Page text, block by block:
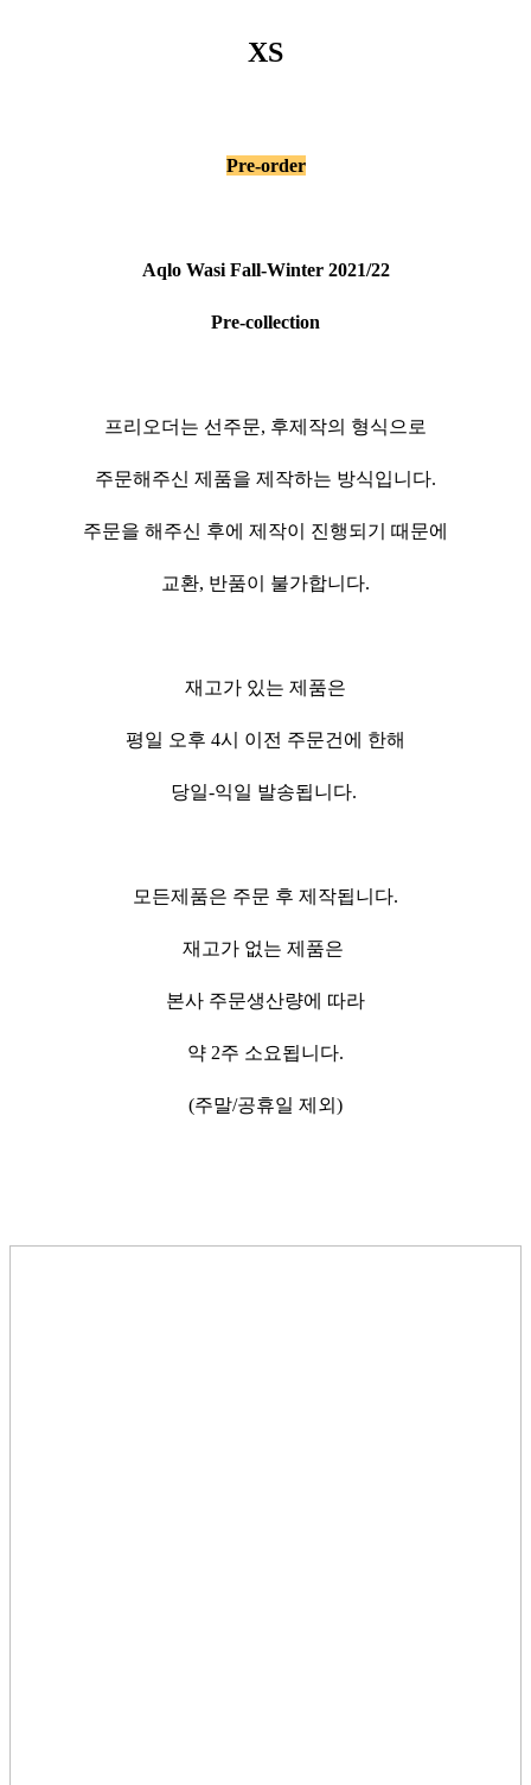
XS
Pre-order
Aqlo Wasi Fall-Winter 2021/22
Pre-collection
프리오더는 선주문, 후제작의 형식으로
주문해주신 제품을 제작하는 방식입니다.
주문을 해주신 후에 제작이 진행되기 때문에
교환, 반품이 불가합니다.
재고가 있는 제품은
평일 오후 4시 이전 주문건에 한해
당일-익일 발송됩니다.
모든제품은 주문 후 제작됩니다.
재고가 없는 제품은
본사 주문생산량에 따라
약 2주 소요됩니다.
(주말/공휴일 제외)